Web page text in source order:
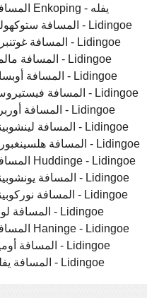
المسافة Enkoping - يفله
المسافة ستوكهولم - Lidingoe
المسافة غوتنبرغ - Lidingoe
المسافة مالمو - Lidingoe
المسافة أوبسالا - Lidingoe
المسافة فيستيروس - Lidingoe
المسافة أوربرو - Lidingoe
المسافة لينشوبينغ - Lidingoe
المسافة هلسينغبورغ - Lidingoe
المسافة Huddinge - Lidingoe
المسافة يونشوبينغ - Lidingoe
المسافة نوركوبينغ - Lidingoe
المسافة لوند - Lidingoe
المسافة Haninge - Lidingoe
المسافة أوميو - Lidingoe
المسافة يفله - Lidingoe